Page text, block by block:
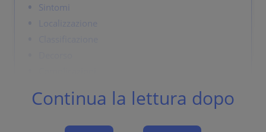
Sintomi
Diagnosi differenziale
Continua la lettura dopo